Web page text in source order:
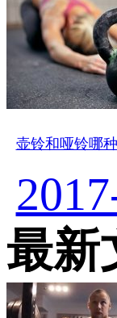
壶铃和哑铃哪
最新